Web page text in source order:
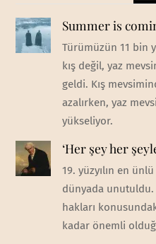
Summer is
Türümüzün 11 bin
kış değil, yaz
geldi. Kış
azalırken, yaz
yükseliyor.
‘Her şey her
19. yüzyılın en
dünyada
hakları
kadar önemli